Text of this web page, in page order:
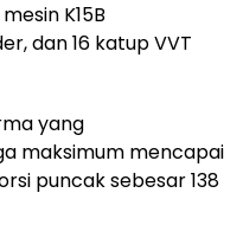
K15B
dan 16 katup VVT
yang
maksimum mencapai
puncak sebesar 138